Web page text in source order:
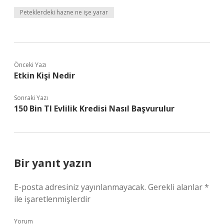
Peteklerdeki hazne ne işe yarar
Önceki Yazı
Etkin Kişi Nedir
Sonraki Yazı
150 Bin Tl Evlilik Kredisi Nasıl Başvurulur
Bir yanıt yazın
E-posta adresiniz yayınlanmayacak. Gerekli alanlar*
ile işaretlenmişlerdir
Yorum